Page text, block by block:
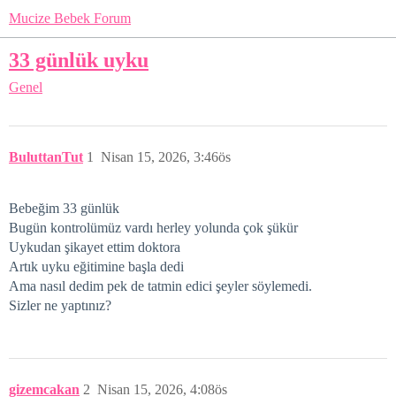
Mucize Bebek Forum
33 günlük uyku
Genel
BuluttanTut Nisan 15, 2026, 3:46ös
1
Bebeğim 33 günlük
Bugün kontrolümüz vardı herley yolunda çok şükür
Uykudan şikayet ettim doktora
Artık uyku eğitimine başla dedi
Ama nasıl dedim pek de tatmin edici şeyler söylemedi.
Sizler ne yaptınız?
gizemcakan Nisan 15, 2026, 4:08ös
2